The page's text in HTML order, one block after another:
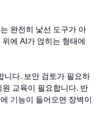
완전히 낯선 도구가 아
에 AI가 얹히는 형태에
니다. 보안 검토가 필요하
교육이 필요합니다. 반
기능이 들어오면 장벽이